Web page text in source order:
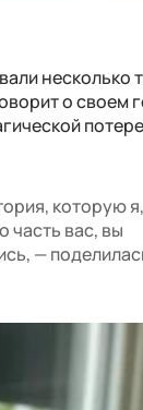
несколько
о своем
которую я,
часть вас, вы
—